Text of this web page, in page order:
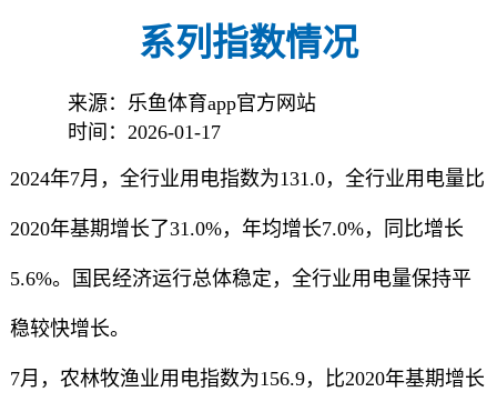
系列指数情况
来源：乐鱼体育app官方网站
时间：2026-01-17
2024年7月，全行业用电指数为131.0，全行业用电量比
2020年基期增长了31.0%，年均增长7.0%，同比增长
5.6%。国民经济运行总体稳定，全行业用电量保持平
稳较快增长。
7月，农林牧渔业用电指数为156.9，比2020年基期增长